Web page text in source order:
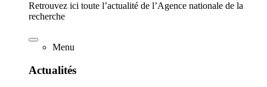
Retrouvez ici toute l’actualité de l’Agence nationale de la
recherche
Menu
Actualités